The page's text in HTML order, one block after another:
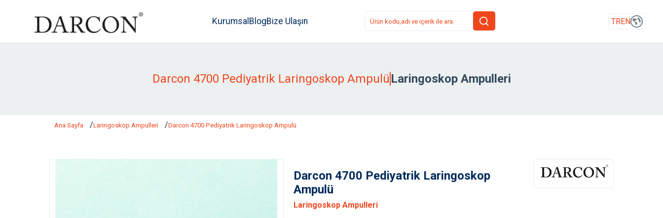
Kurumsal BlogBize Ulaşın TREN
Darcon 4700 Pediyatrik Laringoskop Ampulü Laringoskop Ampulleri
Ana Sayfa Laringoskop Ampulleri Darcon 4700 Pediyatrik Laringoskop Ampulü
Darcon 4700 Pediyatrik Laringoskop
Ampulü
Laringoskop Ampulleri